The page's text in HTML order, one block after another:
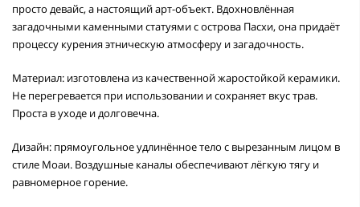
просто девайс, а настоящий арт-объект. Вдохновлённая
загадочными каменными статуями с острова Пасхи, она придаёт
процессу курения этническую атмосферу и загадочность.
Материал: изготовлена из качественной жаростойкой керамики.
Не перегревается при использовании и сохраняет вкус трав.
Проста в уходе и долговечна.
Дизайн: прямоугольное удлинённое тело с вырезанным лицом в
стиле Моаи. Воздушные каналы обеспечивают лёгкую тягу и
равномерное горение.